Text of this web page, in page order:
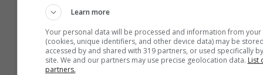
AGOSTO 25, 2022
Learn more
Your personal data will be processed and information from your
(cookies, unique identifiers, and other device data) may be
accessed by and shared with 319 partners, or used specifically
site. We and our partners may use precise geolocation data. List
partners.